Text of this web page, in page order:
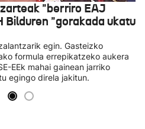
"berriro EAJ
Bilduren "gorakada ukatu
egin. Gasteizko
formula errepikatzeko aukera
EEk mahai gainean jarriko
egingo direla jakitun.